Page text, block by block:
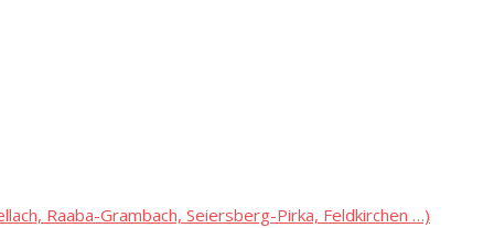
Raaba-Grambach, Seiersberg-Pirka, Feldkirchen …)